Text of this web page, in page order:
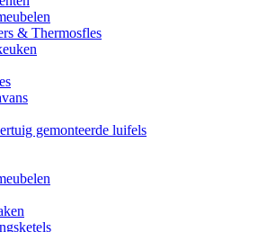
& Thermosfles
gemonteerde luifels